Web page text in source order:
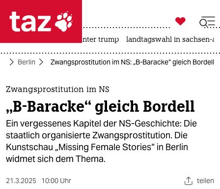
 taz zahl ich
taz zahl ich
themen
politik
öko
gesellschaft
kultur

taz zahl ich
usa unter trump landtagswahl in sachsen-
Berlin Zwangsprostitution im NS: „B-Baracke“ gleich Bordell
Zwangsprostitution im NS
„B-Baracke“ gleich Bordell
Ein vergessenes Kapitel der NS-Geschichte: Die
staatlich organisierte Zwangsprostitution. Die
Kunstschau „Missing Female Stories“ in Berlin
widmet sich dem Thema.
21.3.2025 10:00 Uhr teilen